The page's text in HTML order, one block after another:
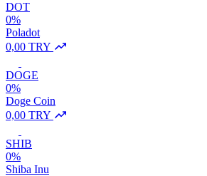
DOT
0%
Poladot
0,00 TRY
DOGE
0%
Doge Coin
0,00 TRY
SHIB
0%
Shiba Inu